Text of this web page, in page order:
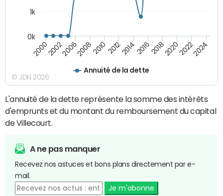
Annuité de la dette
20002002200620082010 2012201420162018202020222024
0k
1k
© JDN 2026
L'annuité de la dette représente la somme des intérêts
d'emprunts et du montant du remboursement du capital
de Villecourt.
A ne pas manquer
Recevez nos astuces et bons plans directement par e-
mail.
Je m'abonne